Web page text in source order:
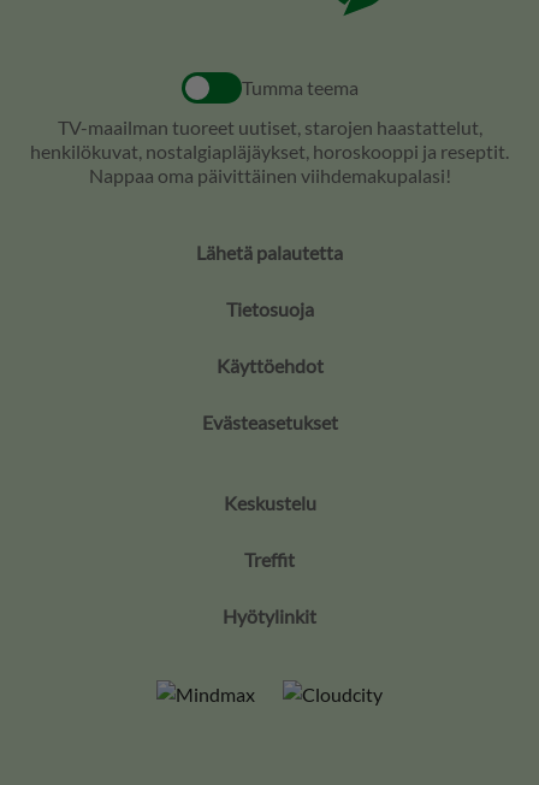
Tumma teema
TV-maailman tuoreet uutiset, starojen haastattelut,
henkilökuvat, nostalgiapläjäykset, horoskooppi ja reseptit.
Nappaa oma päivittäinen viihdemakupalasi!
Lähetä palautetta
Tietosuoja
Käyttöehdot
Evästeasetukset
Keskustelu
Treffit
Hyötylinkit